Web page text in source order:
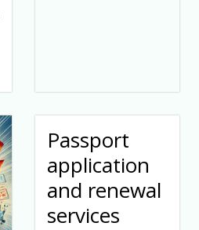
Passport
application
and renewal
services